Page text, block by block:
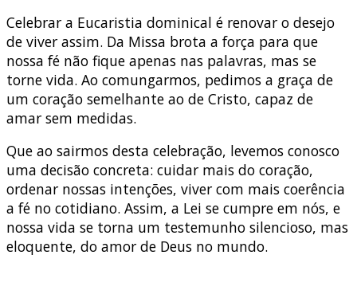
Celebrar a Eucaristia dominical é renovar o desejo
de viver assim. Da Missa brota a força para que
nossa fé não fique apenas nas palavras, mas se
torne vida. Ao comungarmos, pedimos a graça de
um coração semelhante ao de Cristo, capaz de
amar sem medidas.
Que ao sairmos desta celebração, levemos conosco
uma decisão concreta: cuidar mais do coração,
ordenar nossas intenções, viver com mais coerência
a fé no cotidiano. Assim, a Lei se cumpre em nós, e
nossa vida se torna um testemunho silencioso, mas
eloquente, do amor de Deus no mundo.